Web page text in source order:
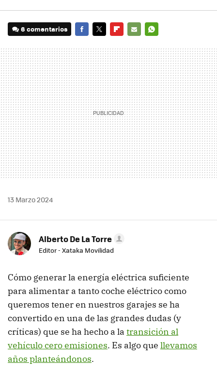
6 comentarios
MAIL
13 Marzo 2024
Alberto De La Torre
Editor - Xataka Movilidad
Cómo generar la energía eléctrica suficiente
para alimentar a tanto coche eléctrico como
queremos tener en nuestros garajes se ha
convertido en una de las grandes dudas (y
críticas) que se ha hecho a la transición al
vehículo cero emisiones. Es algo que llevamos
años planteándonos.